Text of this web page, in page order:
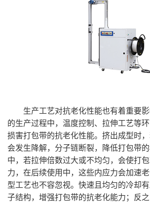
生产工艺对抗老化性能也有着重要影
的生产过程中，温度控制、拉伸工艺等
损害打包带的抗老化性能。挤出成型时
会发生降解，分子链断裂，降低打包带
中，若拉伸倍数过大或不均匀，会使打
力，在后续使用中，这些内应力会加速
型工艺也不容忽视。快速且均匀的冷却
子结构，增强打包带的抗老化能力；反